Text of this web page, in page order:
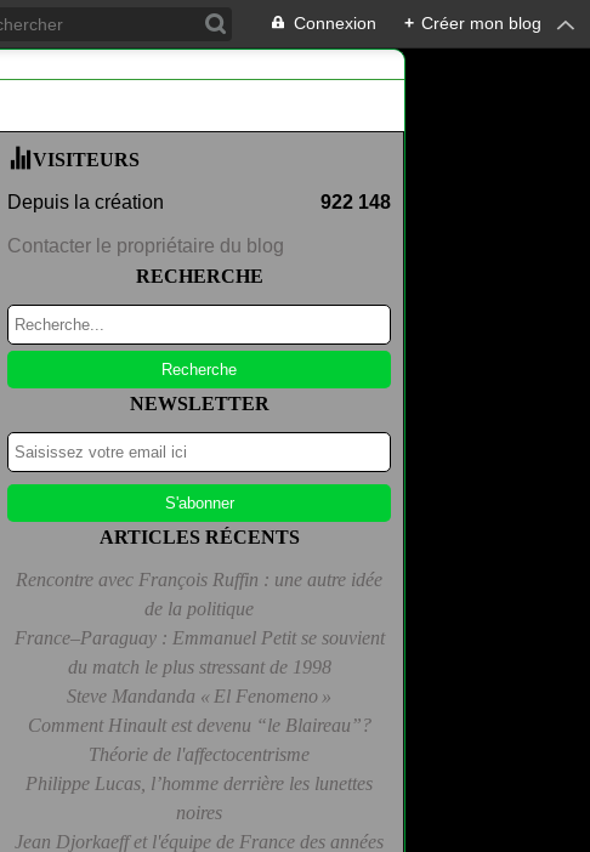
Connexion + Créer mon blog
VISITEURS
Depuis la création 922 148
Contacter le propriétaire du blog
RECHERCHE
NEWSLETTER
ARTICLES RÉCENTS
Rencontre avec François Ruffin : une autre idée
de la politique
France–Paraguay : Emmanuel Petit se souvient
du match le plus stressant de 1998
Steve Mandanda « El Fenomeno »
Comment Hinault est devenu “le Blaireau”?
Théorie de l'affectocentrisme
Philippe Lucas, l’homme derrière les lunettes
noires
Jean Djorkaeff et l'équipe de France des années